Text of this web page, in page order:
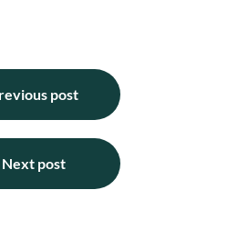
post
Next post